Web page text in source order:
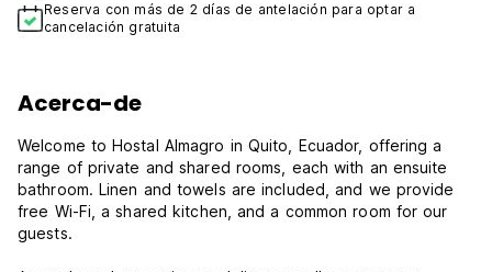
Reserva con más de 2 días de antelación para optar a
cancelación gratuita
Acerca-de
Welcome to Hostal Almagro in Quito, Ecuador, offering a
range of private and shared rooms, each with an ensuite
bathroom. Linen and towels are included, and we provide
free Wi-Fi, a shared kitchen, and a common room for our
guests.